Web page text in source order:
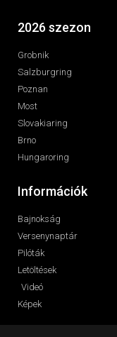
2026 szezon
Grobnik
Salzburgring
Poznan
Most
Slovakiaring
Brno
Hungaroring
Információk
Bajnokság
Versenynaptár
Pilóták
Letöltések
Videó
Képek